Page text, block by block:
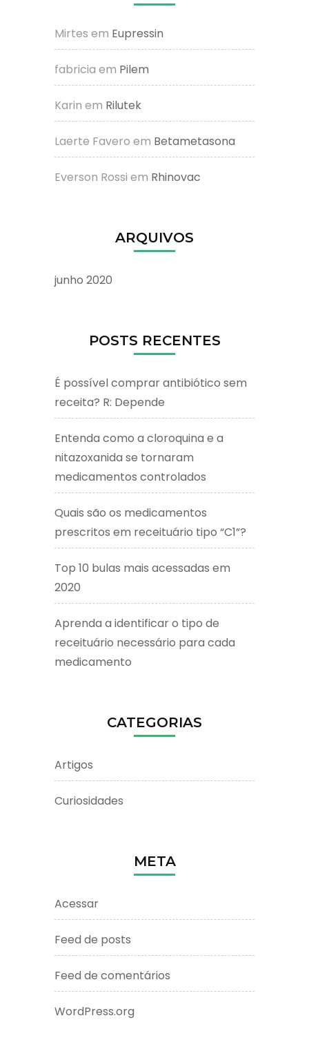
Mirtes em Eupressin
fabricia em Pilem
Karin em Rilutek
Laerte Favero em Betametasona
Everson Rossi em Rhinovac
ARQUIVOS
junho 2020
POSTS RECENTES
É possível comprar antibiótico sem
receita? R: Depende
Entenda como a cloroquina e a
nitazoxanida se tornaram
medicamentos controlados
Quais são os medicamentos
prescritos em receituário tipo “C1”?
Top 10 bulas mais acessadas em
2020
Aprenda a identificar o tipo de
receituário necessário para cada
medicamento
CATEGORIAS
Artigos
Curiosidades
META
Acessar
Feed de posts
Feed de comentários
WordPress.org